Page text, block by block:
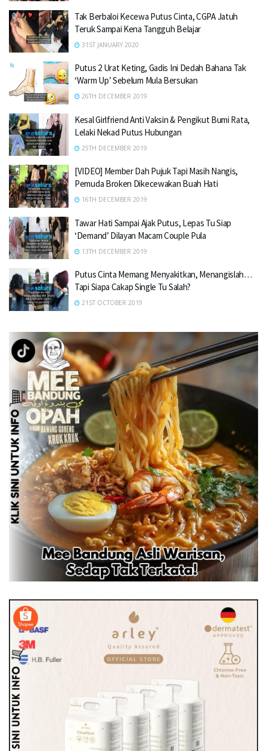
Tak Berbaloi Kecewa Putus Cinta, CGPA Jatuh
Teruk Sampai Kena Tangguh Belajar
31ST JANUARY 2020
Putus 2 Urat Keting, Gadis Ini Dedah Bahana Tak
‘Warm Up’ Sebelum Mula Bersukan
26TH DECEMBER 2019
Kesal Girlfriend Anti Vaksin & Pengikut Bumi Rata,
Lelaki Nekad Putus Hubungan
25TH DECEMBER 2019
[VIDEO] Member Dah Pujuk Tapi Masih Nangis,
Pemuda Broken Dikecewakan Buah Hati
16TH DECEMBER 2019
Tawar Hati Sampai Ajak Putus, Lepas Tu Siap
‘Demand’ Dilayan Macam Couple Pula
13TH DECEMBER 2019
Putus Cinta Memang Menyakitkan, Menangislah…
Tapi Siapa Cakap Single Tu Salah?
21ST OCTOBER 2019